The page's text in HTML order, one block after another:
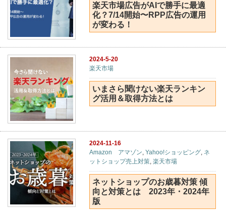
楽天市場広告がAIで勝手に最適
化？7/14開始〜RPP広告の運用
が変わる！
2024-5-20
楽天市場
いまさら聞けない楽天ランキン
グ活用＆取得方法とは
2024-11-16
Amazon アマゾン ,Yahoo!ショッピング ネ
ットショップ売上対策 ,楽天市場
ネットショップのお歳暮対策 傾
向と対策とは 2023年・2024年
版